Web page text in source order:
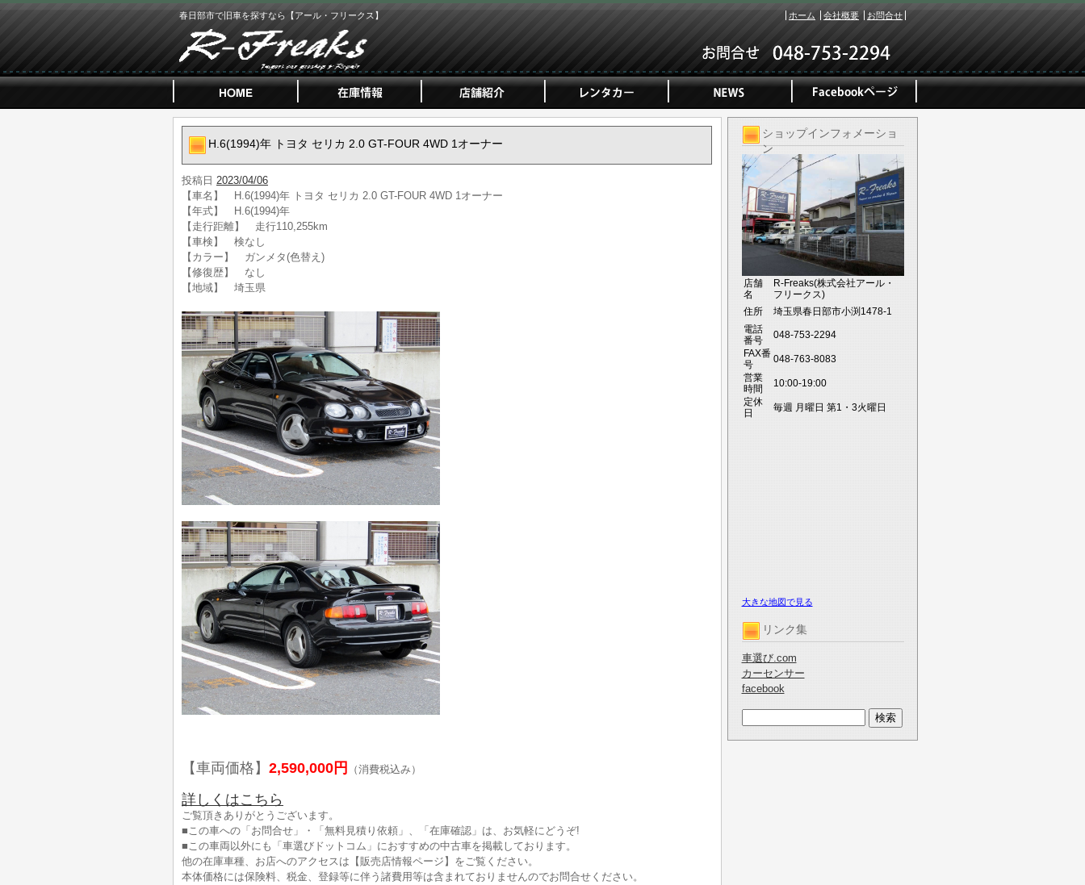
春日部市で旧車を探すなら【アール・フリークス】 ホーム 会社概要 お問合せ
ショップインフォメーショ
ン
店舗
名
R-Freaks(株式会社アール・
フリークス)
住所
埼玉県春日部市小渕1478-1
電話
番号
048-753-2294
FAX番
号
048-763-8083
営業
時間
10:00-19:00
定休
日
毎週 月曜日 第1・3火曜日
大きな地図で見る
リンク集
車選び.com
カーセンサー
facebook
H.6(1994)年 トヨタ セリカ 2.0 GT-FOUR 4WD 1オーナー
投稿日 2023/04/06
【車名】 H.6(1994)年 トヨタ セリカ 2.0 GT-FOUR 4WD 1オーナー
【年式】 H.6(1994)年
【走行距離】 走行110,255km
【車検】 検なし
【カラー】 ガンメタ(色替え)
【修復歴】 なし
【地域】 埼玉県
【車両価格】 2,590,000円 （消費税込み）
詳しくはこちら
ご覧頂きありがとうございます。
■この車への「お問合せ」・「無料見積り依頼」、「在庫確認」は、お気軽にどうぞ!
■この車両以外にも「車選びドットコム」におすすめの中古車を掲載しております。
他の在庫車種、お店へのアクセスは【販売店情報ページ】をご覧ください。
本体価格には保険料、税金、登録等に伴う諸費用等は含まれておりませんのでお問合せください。